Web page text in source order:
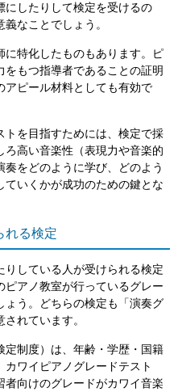
にしたりして検定を受けるの
なことでしょう。
に特化したものもあります。ピ
もつ指導者であることの証明
アピール材料としても有効で
トを目指すためには、検定で採
ろ高い音楽性（表現力や音楽的
をどのように学び、どのよう
ていくかが成功のための鍵とな
れる検定
りしている人が受けられる検定
ピアノ教室が行っているグレー
ょう。どちらの検定も「演奏グ
れています。
定制度）は、年齢・学歴・国籍
ワイピアノグレードテスト
者向けのグレードがカワイ音楽